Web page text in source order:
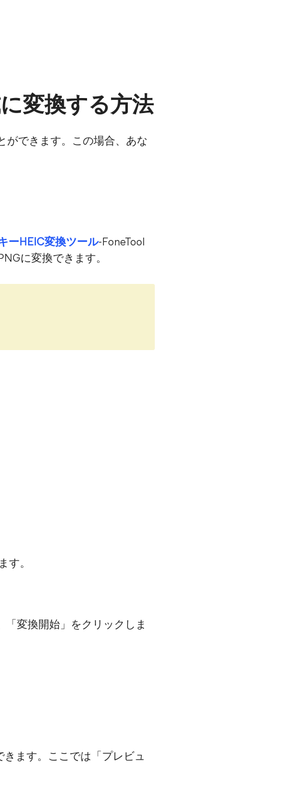
変換する方法
ができます。この場合、あな
ーHEIC変換ツール-FoneTool
に変換できます。
す。
変換開始」をクリックしま
きます。ここでは「プレビュ